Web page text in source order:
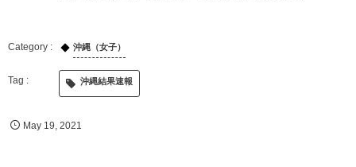
沖縄（女子）
沖縄結果速報
May 19 ,2021